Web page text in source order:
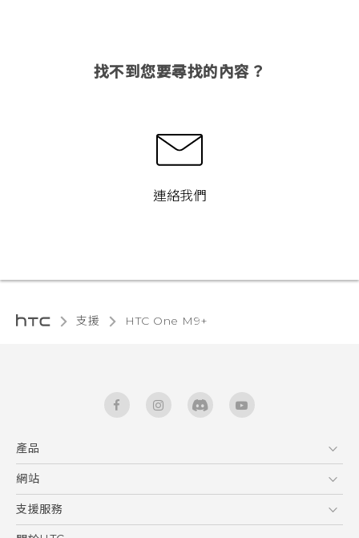
找不到您要尋找的內容？
連絡我們
支援 HTC One M9+‎
English - Quick start guide
產品
5G
智能手機
區塊鍊手機
網站
HTC Dev
HTC Research
支援服務